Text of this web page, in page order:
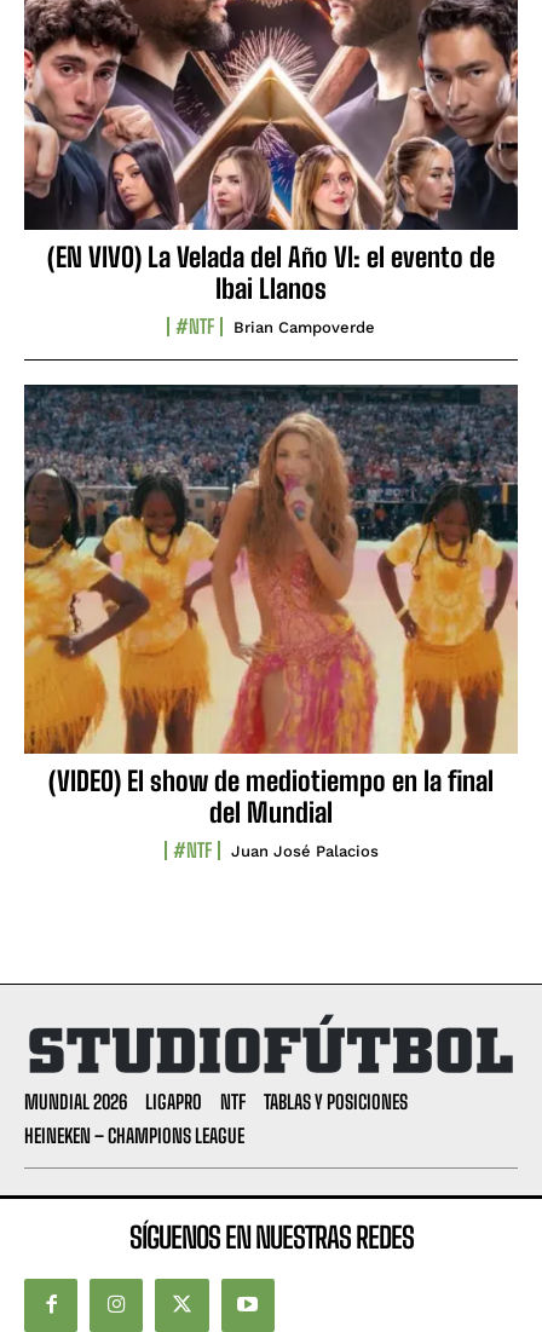
(EN VIVO) La Velada del Año VI: el evento de
Ibai Llanos
#NTF Brian Campoverde
(VIDEO) El show de mediotiempo en la final
del Mundial
#NTF Juan José Palacios
MUNDIAL 2026 LIGAPRO NTF
TABLAS Y POSICIONES
HEINEKEN – CHAMPIONS LEAGUE
SÍGUENOS EN NUESTRAS REDES